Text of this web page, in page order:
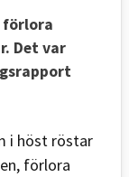
Det var
i höst röstar
förlora